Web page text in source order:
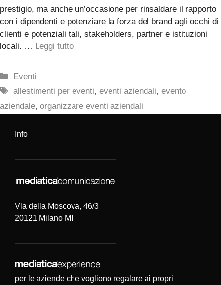
prestigio, ma anche un’occasione per rinsaldare il rapporto
con i dipendenti e potenziare la forza del brand agli occhi di
clienti e potenziali tali, stakeholders, partner e istituzioni
locali. … Leggi tutto
Categorie
Eventi
Tag
allestimenti per eventi,eventi aziendali,evento
aziendale, organizzare eventi aziendali
Info
Via della Moscova, 46/3
20121 Milano MI
per le aziende che vogliono regalare ai propri